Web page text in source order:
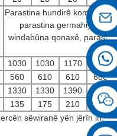
Parastina hundirê
parastina germahiyê,
windabûna qonaxê,
1030 1030 1170
1350
560 610 610
680
1330 1330 1390
1520
135 175 210
310
sêwiranê yên jêrîn in: